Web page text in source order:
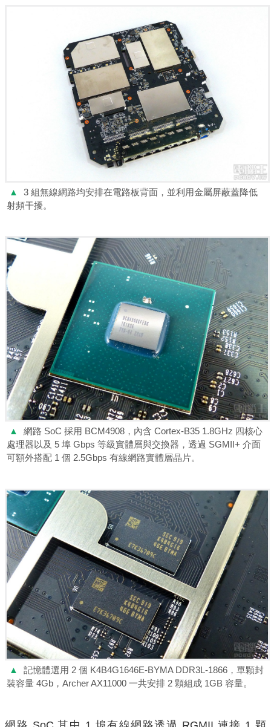
▲
3 組無線網路均安排在電路板背面，並利用金屬屏蔽蓋降低
射頻干擾。
▲
網路 SoC 採用 BCM4908，內含 Cortex-B35 1.8GHz 四核心
處理器以及 5 埠 Gbps 等級實體層與交換器，透過 SGMII+ 介面
可額外搭配 1 個 2.5Gbps 有線網路實體層晶片。
▲
記憶體選用 2 個 K4B4G1646E-BYMA DDR3L-1866，單顆封
裝容量 4Gb，Archer AX11000 一共安排 2 顆組成 1GB 容量。